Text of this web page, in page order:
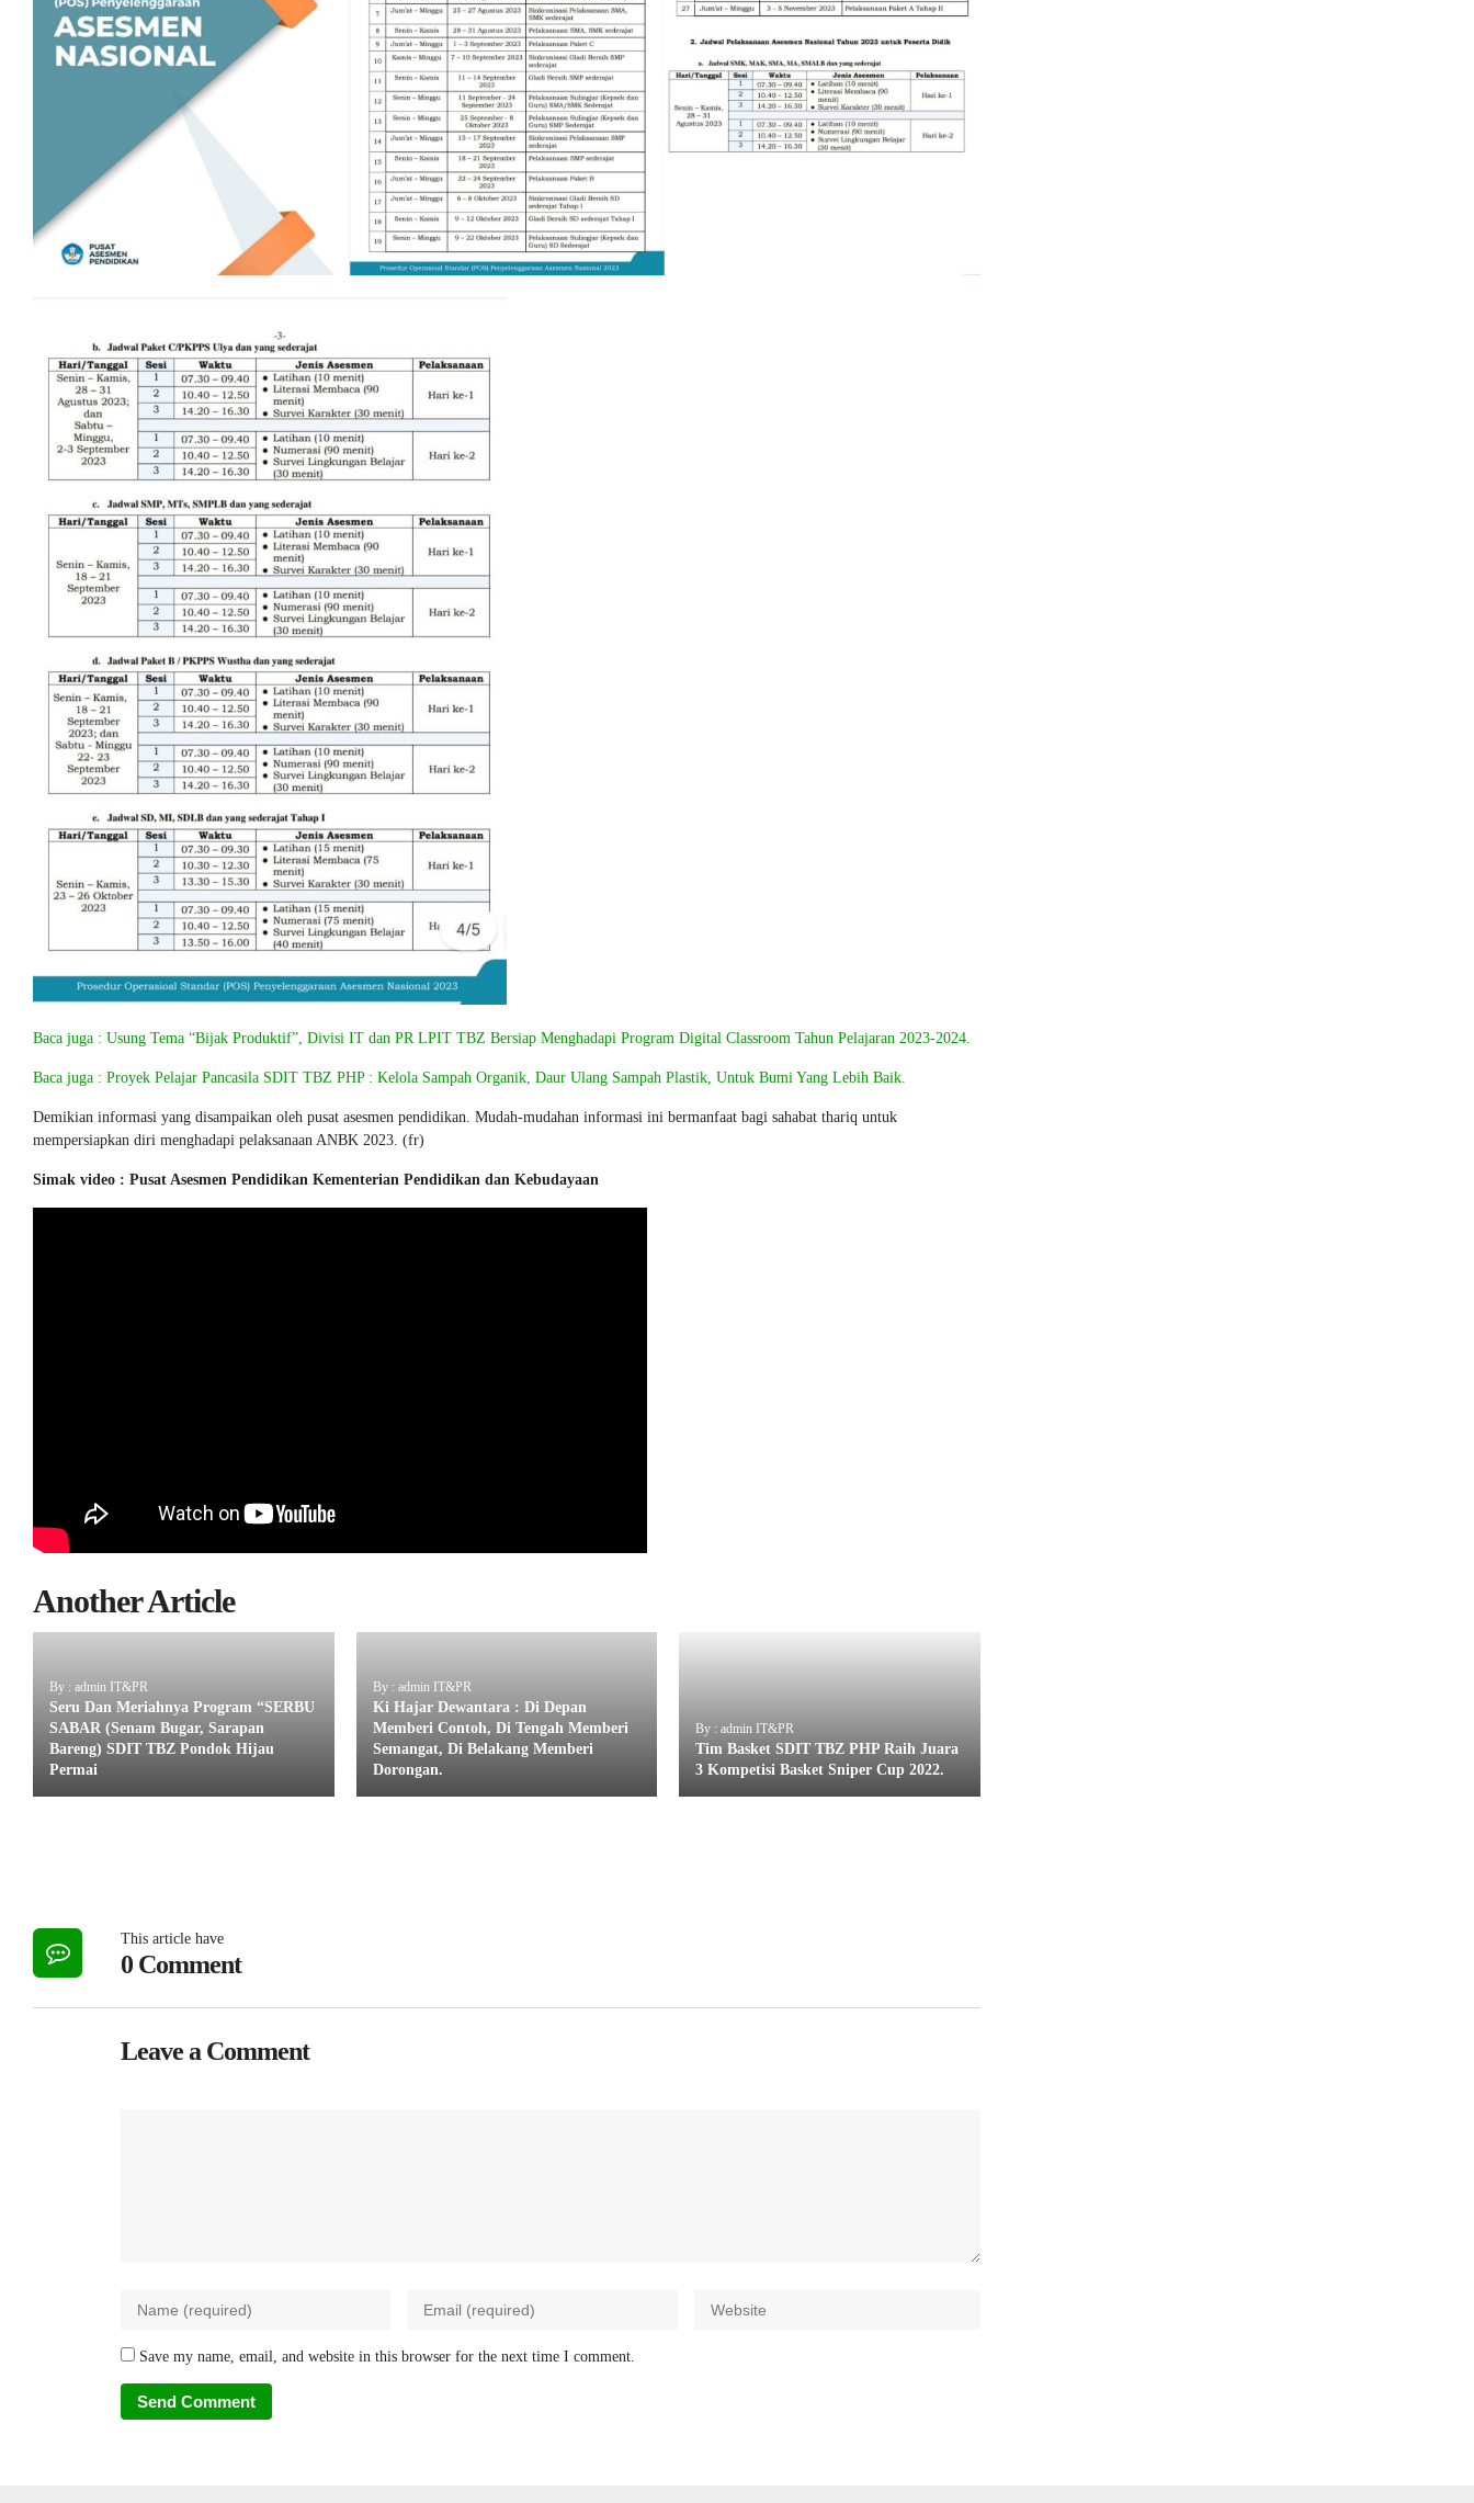
Baca juga : Usung Tema “Bijak Produktif”, Divisi IT dan PR LPIT TBZ Bersiap Menghadapi Program Digital Classroom Tahun Pelajaran 2023-2024.
Baca juga : Proyek Pelajar Pancasila SDIT TBZ PHP : Kelola Sampah Organik, Daur Ulang Sampah Plastik, Untuk Bumi Yang Lebih Baik.
Demikian informasi yang disampaikan oleh pusat asesmen pendidikan. Mudah-mudahan informasi ini bermanfaat bagi sahabat thariq untuk
mempersiapkan diri menghadapi pelaksanaan ANBK 2023. (fr)
Simak video : Pusat Asesmen Pendidikan Kementerian Pendidikan dan Kebudayaan
Another Article
By : admin IT&PR
Seru Dan Meriahnya Program “SERBU
SABAR (Senam Bugar, Sarapan
Bareng) SDIT TBZ Pondok Hijau
Permai
By : admin IT&PR
Ki Hajar Dewantara : Di Depan
Memberi Contoh, Di Tengah Memberi
Semangat, Di Belakang Memberi
Dorongan.
By : admin IT&PR
Tim Basket SDIT TBZ PHP Raih Juara
3 Kompetisi Basket Sniper Cup 2022.
This article have
0 Comment
Leave a Comment
Save my name, email, and website in this browser for the next time I comment.